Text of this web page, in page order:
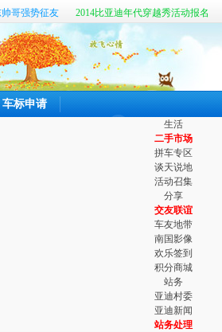
车标申请
生活
二手市场
拼车专区
谈天说地
活动召集
分享
交友联谊
车友地带
南国影像
欢乐签到
积分商城
站务
亚迪村委
亚迪新闻
站务处理
哥强势征友
2014比亚迪年代穿越秀活动报名
真心寻找那个她 六百公里最新客户端开放体